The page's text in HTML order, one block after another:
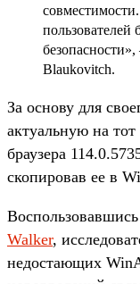
пользователей
Blaukovitch.
За основу для
актуальную на
браузера
скопировав ее в
Walker,
недостающих